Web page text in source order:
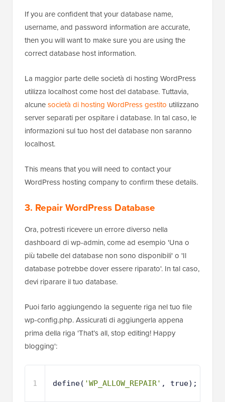
If you are confident that your database name,
username, and password information are accurate,
then you will want to make sure you are using the
correct database host information.
La maggior parte delle società di hosting WordPress
utilizza localhost come host del database. Tuttavia,
alcunesocietà di hosting WordPress gestito utilizzano
server separati per ospitare i database. In tal caso, le
informazioni sul tuo host del database non saranno
localhost.
This means that you will need to contact your
WordPress hosting company to confirm these details.
3. Repair WordPress Database
Ora, potresti ricevere un errore diverso nella
dashboard di wp-admin, come ad esempio 'Una o
più tabelle del database non sono disponibili' o 'Il
database potrebbe dover essere riparato'. In tal caso,
devi riparare il tuo database.
Puoi farlo aggiungendo la seguente riga nel tuo file
wp-config.php. Assicurati di aggiungerla appena
prima della riga 'That’s all, stop editing! Happy
blogging':
1 define( 'WP_ALLOW_REPAIR' , true);